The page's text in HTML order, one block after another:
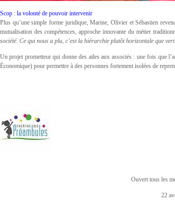
Scop : la volonté de pouvoir intervenir
Plus qu’une simple forme juridique, Marine, Olivier et Sébastien
mutualisation des compétences, approche innovante du métier
société. Ce qui nous a plu, c’est la hiérarchie plutôt horizontale que
Un projet prometteur qui donne des ailes aux associés : une fois que
Économique) pour permettre à des personnes fortement isolées de
Ouvert tous les
22